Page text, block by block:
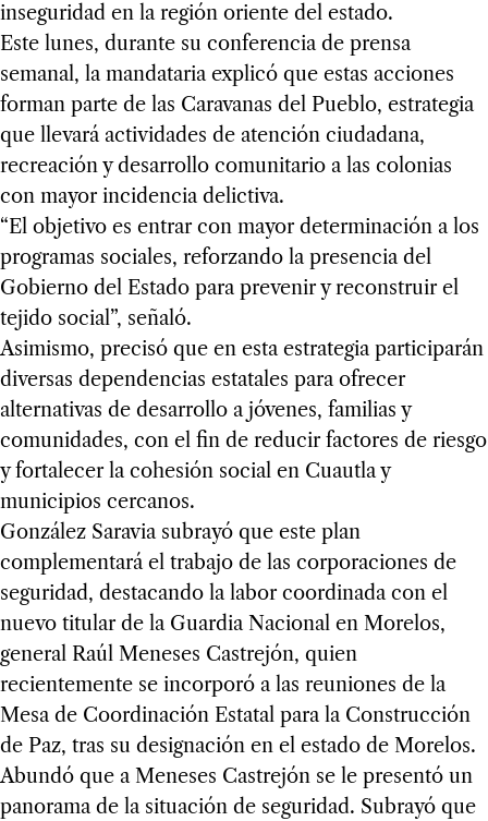
inseguridad en la región oriente del estado.
Este lunes, durante su conferencia de prensa
semanal, la mandataria explicó que estas acciones
forman parte de las Caravanas del Pueblo, estrategia
que llevará actividades de atención ciudadana,
recreación y desarrollo comunitario a las colonias
con mayor incidencia delictiva.
“El objetivo es entrar con mayor determinación a los
programas sociales, reforzando la presencia del
Gobierno del Estado para prevenir y reconstruir el
tejido social”, señaló.
Asimismo, precisó que en esta estrategia participarán
diversas dependencias estatales para ofrecer
alternativas de desarrollo a jóvenes, familias y
comunidades, con el fin de reducir factores de riesgo
y fortalecer la cohesión social en Cuautla y
municipios cercanos.
González Saravia subrayó que este plan
complementará el trabajo de las corporaciones de
seguridad, destacando la labor coordinada con el
nuevo titular de la Guardia Nacional en Morelos,
general Raúl Meneses Castrejón, quien
recientemente se incorporó a las reuniones de la
Mesa de Coordinación Estatal para la Construcción
de Paz, tras su designación en el estado de Morelos.
Abundó que a Meneses Castrejón se le presentó un
panorama de la situación de seguridad. Subrayó que